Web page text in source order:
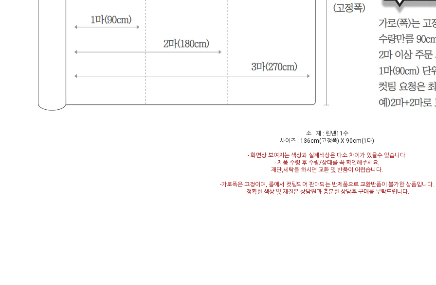
소 재 : 린넨11수
사이즈 : 136cm(고정폭) X 90cm(1마)
- 화면상 보여지는 색상과 실제색상은 다소 차이가 있을수 있습니다.
- 제품 수령 후 수량/상태를 꼭 확인해주세요.
재단,세탁을 하시면 교환 및 반품이 어렵습니다.
-가로폭은 고정이며, 롤에서 컷팅되어 판매되는 반제품으로 교환반품이 불가한 상품입니다.
-정확한 색상 및 재질은 상담원과 충분한 상담후 구매를 부탁드립니다.